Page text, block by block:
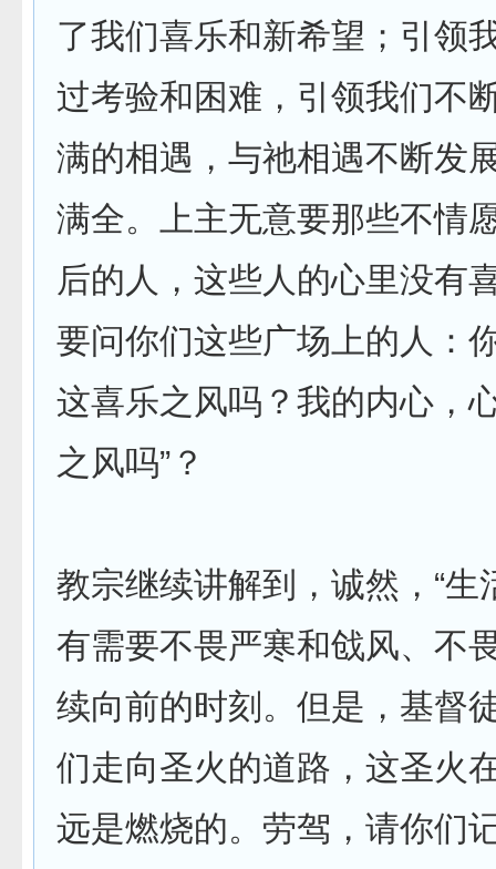
了我们喜乐和新希望；引
过考验和困难，引领我们不
满的相遇，与祂相遇不断发
满全。上主无意要那些不情
后的人，这些人的心里没有
要问你们这些广场上的人：
这喜乐之风吗？我的内心，
之风吗”？
教宗继续讲解到，诚然，“生
有需要不畏严寒和戗风、不
续向前的时刻。但是，基督
们走向圣火的道路，这圣火
远是燃烧的。劳驾，请你们